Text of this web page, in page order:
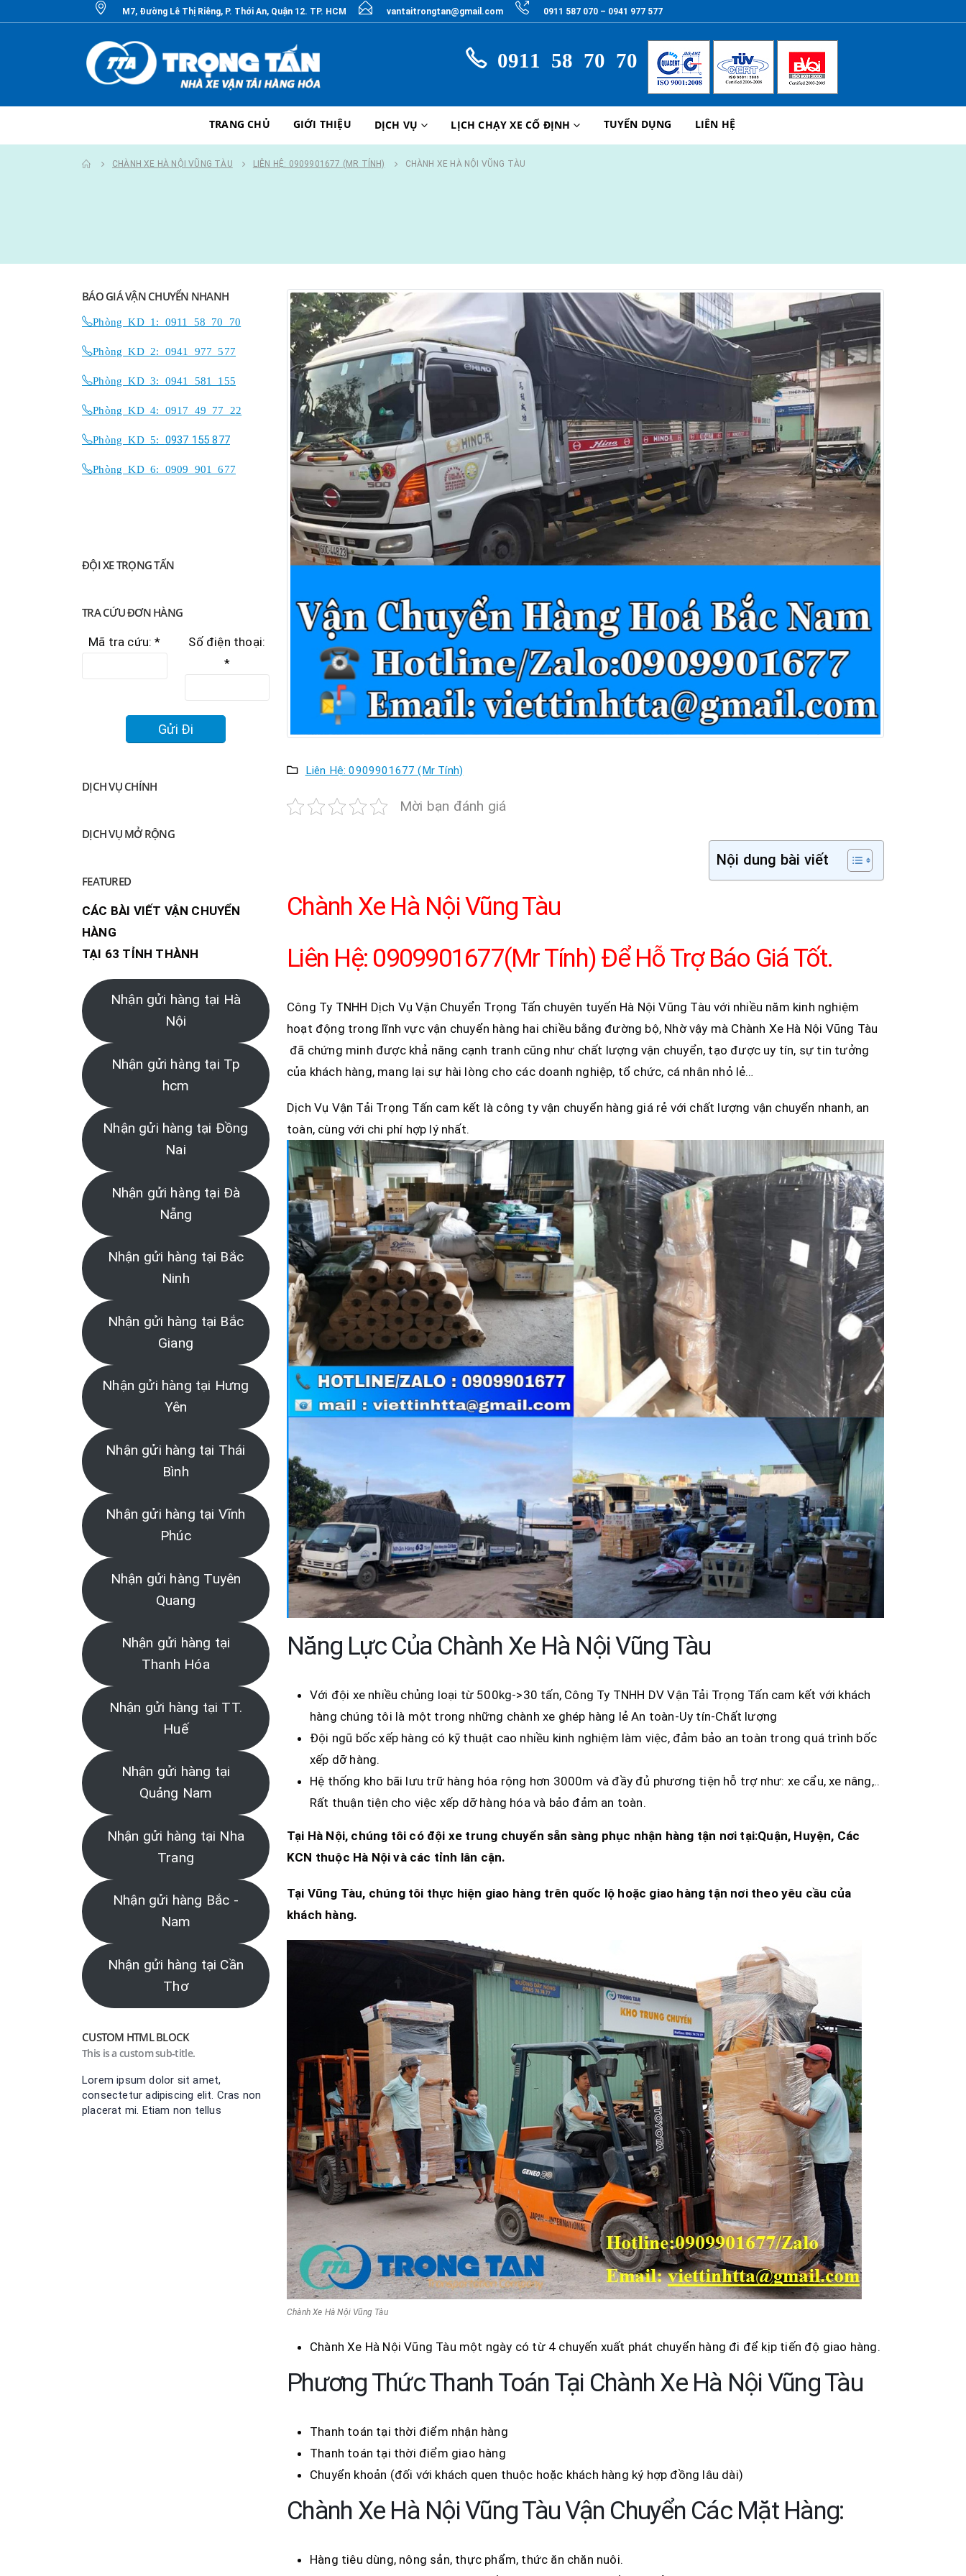
M7, Đường Lê Thị Riêng, P. Thới An, Quận 12. TP. HCM vantaitrongtan@gmail.com 0911 587 070 – 0941 977 577
0911 58 70 70
TRANG CHỦ GIỚI THIỆU DỊCH VỤ LỊCH CHẠY XE CỐ ĐỊNH TUYỂN DỤNG LIÊN HỆ
CHÀNH XE HÀ NỘI VŨNG TÀU LIÊN HỆ: 0909901677 (MR TÍNH) CHÀNH XE HÀ NỘI VŨNG TÀU
Liên Hệ: 0909901677 (Mr Tính)
Mời bạn đánh giá
Nội dung bài viết
Chành Xe Hà Nội Vũng Tàu
Liên Hệ: 0909901677(Mr Tính) Để Hỗ Trợ Báo Giá Tốt.
Công Ty TNHH Dịch Vụ Vận Chuyển Trọng Tấn chuyên tuyến Hà Nội Vũng Tàu với nhiều năm kinh nghiệm
hoạt động trong lĩnh vực vận chuyển hàng hai chiều bằng đường bộ, Nhờ vậy mà Chành Xe Hà Nội Vũng Tàu
đã chứng minh được khả năng cạnh tranh cũng như chất lượng vận chuyển, tạo được uy tín, sự tin tưởng
của khách hàng, mang lại sự hài lòng cho các doanh nghiệp, tổ chức, cá nhân nhỏ lẻ…
Dịch Vụ Vận Tải Trọng Tấn cam kết là công ty vận chuyển hàng giá rẻ với chất lượng vận chuyển nhanh, an
toàn, cùng với chi phí hợp lý nhất.
Năng Lực Của Chành Xe Hà Nội Vũng Tàu
Với đội xe nhiều chủng loại từ 500kg->30 tấn, Công Ty TNHH DV Vận Tải Trọng Tấn cam kết với khách
hàng chúng tôi là một trong những chành xe ghép hàng lẻ An toàn-Uy tín-Chất lượng
Đội ngũ bốc xếp hàng có kỹ thuật cao nhiều kinh nghiệm làm việc, đảm bảo an toàn trong quá trình bốc
xếp dỡ hàng.
Hệ thống kho bãi lưu trữ hàng hóa rộng hơn 3000m và đầy đủ phương tiện hỗ trợ như: xe cẩu, xe nâng,..
Rất thuận tiện cho việc xếp dỡ hàng hóa và bảo đảm an toàn.
Tại Hà Nội, chúng tôi có đội xe trung chuyển sẵn sàng phục nhận hàng tận nơi tại:Quận, Huyện, Các
KCN thuộc Hà Nội và các tỉnh lân cận.
Tại Vũng Tàu, chúng tôi thực hiện giao hàng trên quốc lộ hoặc giao hàng tận nơi theo yêu cầu của
khách hàng.
Chành Xe Hà Nội Vũng Tàu
Chành Xe Hà Nội Vũng Tàu một ngày có từ 4 chuyến xuất phát chuyển hàng đi để kịp tiến độ giao hàng.
Phương Thức Thanh Toán Tại Chành Xe Hà Nội Vũng Tàu
Thanh toán tại thời điểm nhận hàng
Thanh toán tại thời điểm giao hàng
Chuyển khoản (đối với khách quen thuộc hoặc khách hàng ký hợp đồng lâu dài)
Chành Xe Hà Nội Vũng Tàu Vận Chuyển Các Mặt Hàng:
Hàng tiêu dùng, nông sản, thực phẩm, thức ăn chăn nuôi.
BÁO GIÁ VẬN CHUYỂN NHANH
Phòng KD 1: 0911 58 70 70
Phòng KD 2: 0941 977 577
Phòng KD 3: 0941 581 155
Phòng KD 4: 0917 49 77 22
Phòng KD 5: 0937 155 877
Phòng KD 6: 0909 901 677
ĐỘI XE TRỌNG TẤN
TRA CỨU ĐƠN HÀNG
Mã tra cứu: *
Số điện thoại:
*
DỊCH VỤ CHÍNH
DỊCH VỤ MỞ RỘNG
FEATURED
CÁC BÀI VIẾT VẬN CHUYỂN
HÀNG
TẠI 63 TỈNH THÀNH
Nhận gửi hàng tại Hà
Nội
Nhận gửi hàng tại Tp
hcm
Nhận gửi hàng tại Đồng
Nai
Nhận gửi hàng tại Đà
Nẵng
Nhận gửi hàng tại Bắc
Ninh
Nhận gửi hàng tại Bắc
Giang
Nhận gửi hàng tại Hưng
Yên
Nhận gửi hàng tại Thái
Bình
Nhận gửi hàng tại Vĩnh
Phúc
Nhận gửi hàng Tuyên
Quang
Nhận gửi hàng tại
Thanh Hóa
Nhận gửi hàng tại TT.
Huế
Nhận gửi hàng tại
Quảng Nam
Nhận gửi hàng tại Nha
Trang
Nhận gửi hàng Bắc -
Nam
Nhận gửi hàng tại Cần
Thơ
CUSTOM HTML BLOCK
This is a custom sub-title.
Lorem ipsum dolor sit amet,
consectetur adipiscing elit. Cras non
placerat mi. Etiam non tellus